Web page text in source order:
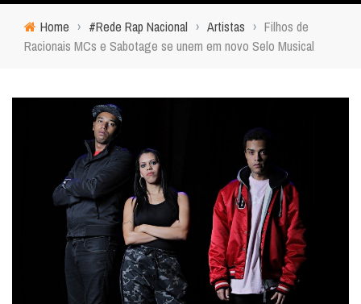
Home › #Rede Rap Nacional › Artistas › Filhos de
Racionais MCs e Sabotage se unem em novo Selo Musical